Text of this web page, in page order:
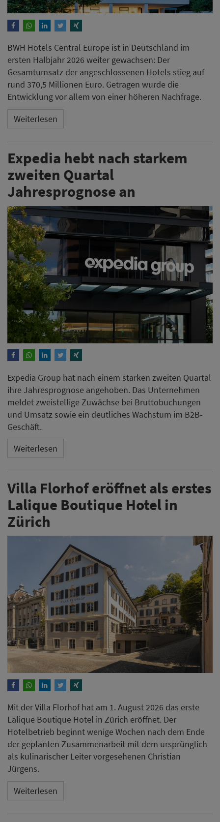
BWH Hotels Central Europe ist in Deutschland im
ersten Halbjahr 2026 weiter gewachsen: Der
Gesamtumsatz der angeschlossenen Hotels stieg auf
rund 370,5 Millionen Euro. Getragen wurde die
Entwicklung vor allem von einer höheren Nachfrage.
Weiterlesen
Expedia hebt nach starkem
zweiten Quartal
Jahresprognose an
Expedia Group hat nach einem starken zweiten Quartal
ihre Jahresprognose angehoben. Das Unternehmen
meldet zweistellige Zuwächse bei Bruttobuchungen
und Umsatz sowie ein deutliches Wachstum im B2B-
Geschäft.
Weiterlesen
Villa Florhof eröffnet als erstes
Lalique Boutique Hotel in
Zürich
Mit der Villa Florhof hat am 1. August 2026 das erste
Lalique Boutique Hotel in Zürich eröffnet. Der
Hotelbetrieb beginnt wenige Wochen nach dem Ende
der geplanten Zusammenarbeit mit dem ursprünglich
als kulinarischer Leiter vorgesehenen Christian
Jürgens.
Weiterlesen